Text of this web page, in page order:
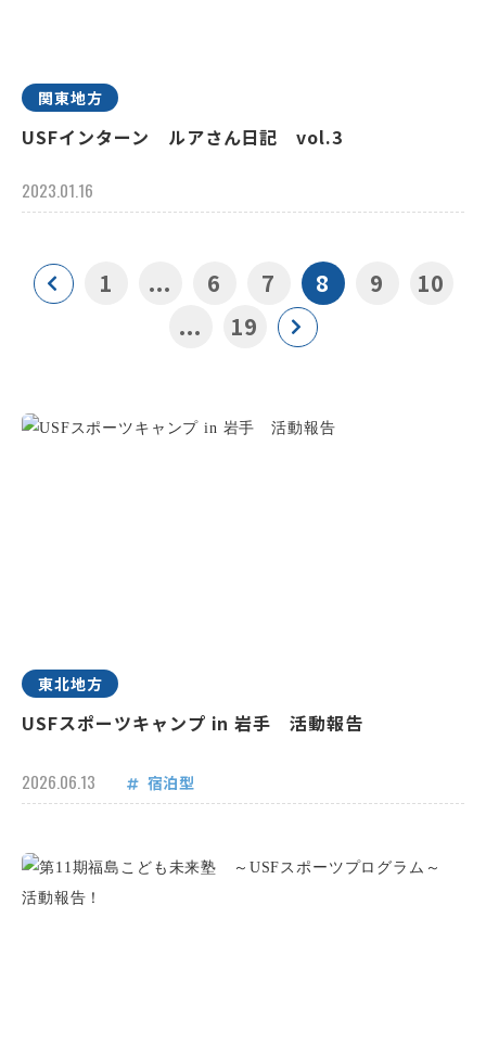
関東地方
USFインターン ルアさん日記 vol.3
2023.01.16
1 ... 6 7 8 9
10
...
19
東北地方
USFスポーツキャンプ in 岩手 活動報告
2026.06.13 宿泊型